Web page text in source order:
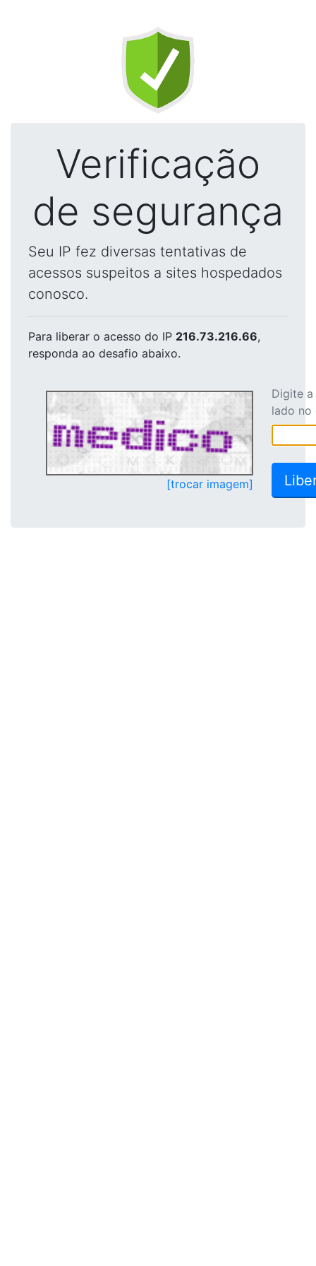
Verificação
de segurança
Seu IP fez diversas tentativas de
acessos suspeitos a sites hospedados
conosco.
Para liberar o acesso do IP 216.73.216.66,
responda ao desafio abaixo.
[trocar imagem]
Digite
lado no